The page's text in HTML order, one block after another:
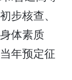
步核查、
体素质
年预定征